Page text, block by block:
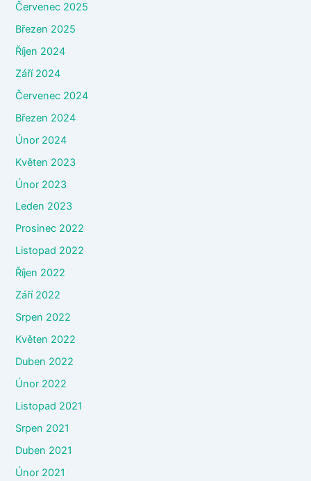
Červenec 2025
Březen 2025
Říjen 2024
Září 2024
Červenec 2024
Březen 2024
Únor 2024
Květen 2023
Únor 2023
Leden 2023
Prosinec 2022
Listopad 2022
Říjen 2022
Září 2022
Srpen 2022
Květen 2022
Duben 2022
Únor 2022
Listopad 2021
Srpen 2021
Duben 2021
Únor 2021